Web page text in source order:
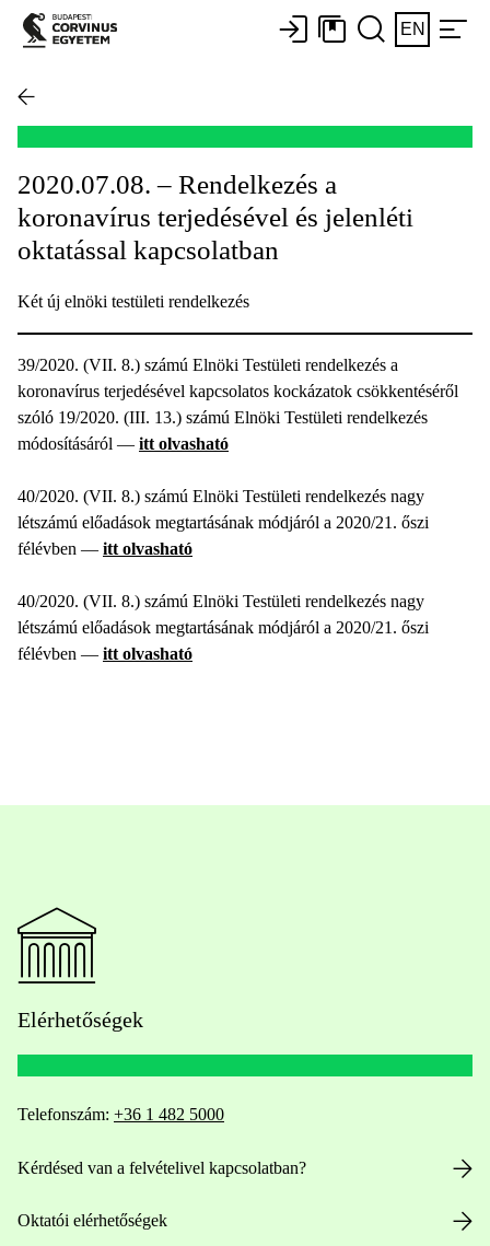
EN
2020.07.08. – Rendelkezés a
koronavírus terjedésével és jelenléti
oktatással kapcsolatban
Két új elnöki testületi rendelkezés
39/2020. (VII. 8.) számú Elnöki Testületi rendelkezés a
koronavírus terjedésével kapcsolatos kockázatok csökkentéséről
szóló 19/2020. (III. 13.) számú Elnöki Testületi rendelkezés
módosításáról — itt olvasható
40/2020. (VII. 8.) számú Elnöki Testületi rendelkezés nagy
létszámú előadások megtartásának módjáról a 2020/21. őszi
félévben — itt olvasható
40/2020. (VII. 8.) számú Elnöki Testületi rendelkezés nagy
létszámú előadások megtartásának módjáról a 2020/21. őszi
félévben — itt olvasható
Elérhetőségek
Telefonszám: +36 1 482 5000
Kérdésed van a felvételivel kapcsolatban?
Oktatói elérhetőségek